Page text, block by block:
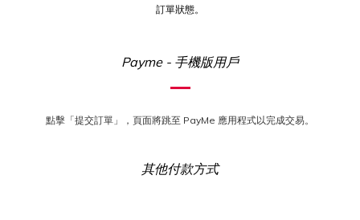
訂單狀態。
Payme - 手機版用戶
點擊「提交訂單」，頁面將跳至 PayMe 應用程式以完成交易。
其他付款方式